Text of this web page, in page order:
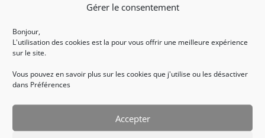
Gérer le consentement
Bonjour,
L'utilisation des cookies est la pour vous offrir une meilleure expérience
sur le site.
Vous pouvez en savoir plus sur les cookies que j'utilise ou les désactiver
dans Préférences
Accepter
Retour à l’accueil accessibilité